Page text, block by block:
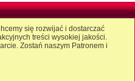
się rozwijać i dostarczać
treści wysokiej jakości.
Zostań naszym Patronem i